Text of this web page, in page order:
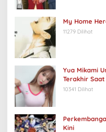
My Home
11279 Dilihat
Yua Mikami
Terakhir
10341 Dilihat
Kini